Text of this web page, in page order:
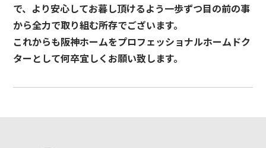
で、より安心してお暮し頂けるよう一歩ずつ目の前の事
から全力で取り組む所存でございます。
これからも阪神ホームをプロフェッショナルホームドク
ターとして何卒宜しくお願い致します。